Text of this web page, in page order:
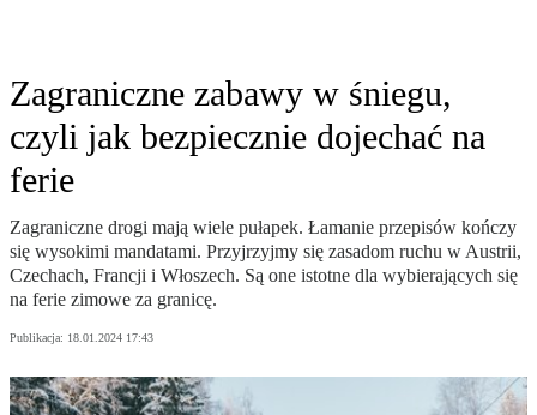
Zagraniczne zabawy w śniegu,
czyli jak bezpiecznie dojechać na
ferie
Zagraniczne drogi mają wiele pułapek. Łamanie przepisów kończy
się wysokimi mandatami. Przyjrzyjmy się zasadom ruchu w Austrii,
Czechach, Francji i Włoszech. Są one istotne dla wybierających się
na ferie zimowe za granicę.
Publikacja: 18.01.2024 17:43